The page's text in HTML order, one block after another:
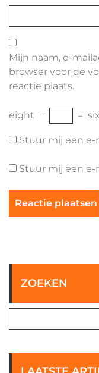
Mijn naam, e-
browser voor de
reactie plaats.
eight − = six
Stuur mij een e-
Stuur mij een e-
ZOEKEN